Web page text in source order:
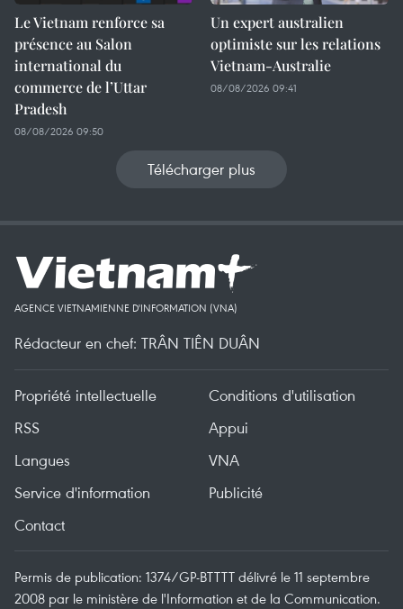
Le Vietnam renforce sa
présence au Salon
international du
commerce de l’Uttar
Pradesh
08/08/2026 09:50
Un expert australien
optimiste sur les relations
Vietnam-Australie
08/08/2026 09:41
Télécharger plus
AGENCE VIETNAMIENNE D'INFORMATION (VNA)
Rédacteur en chef: TRÂN TIÊN DUÂN
Propriété intellectuelle
Conditions d'utilisation
RSS
Appui
Langues
VNA
Service d'information
Publicité
Contact
Permis de publication: 1374/GP-BTTTT délivré le 11 septembre
2008 par le ministère de l'Information et de la Communication.